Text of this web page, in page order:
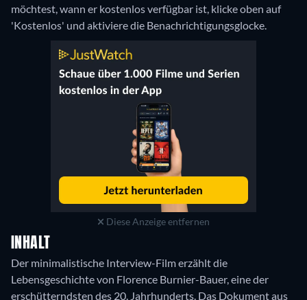
möchtest, wann er kostenlos verfügbar ist, klicke oben auf
'Kostenlos' und aktiviere die Benachrichtigungsglocke.
Diese Anzeige entfernen
INHALT
Der minimalistische Interview-Film erzählt die
Lebensgeschichte von Florence Burnier-Bauer, eine der
erschütterndsten des 20. Jahrhunderts. Das Dokument aus